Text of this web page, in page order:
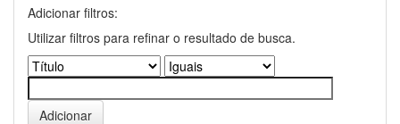
Adicionar filtros:
Utilizar filtros para refinar o resultado de busca.